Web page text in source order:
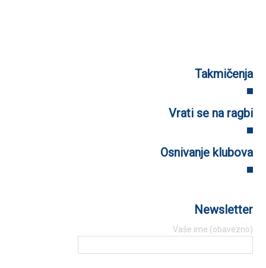
Takmičenja
Vrati se na ragbi
Osnivanje klubova
Newsletter
Vaše ime (obavezno)